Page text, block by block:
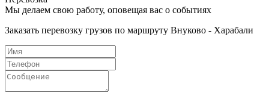
Мы делаем свою работу, оповещая вас о событиях
Заказать перевозку грузов по маршруту Внуково - Харабали